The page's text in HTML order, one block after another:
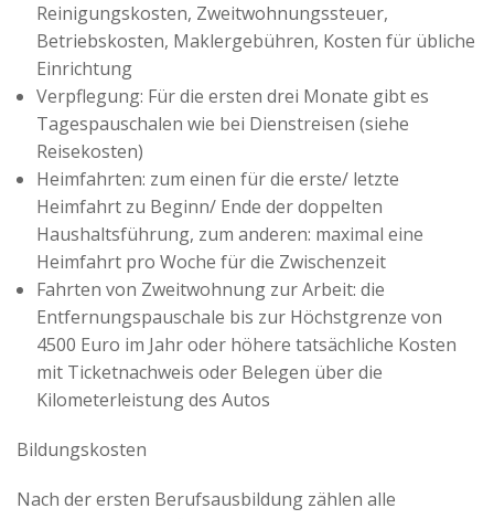
Reinigungskosten, Zweitwohnungssteuer,
Betriebskosten, Maklergebühren, Kosten für übliche
Einrichtung
Verpflegung: Für die ersten drei Monate gibt es
Tagespauschalen wie bei Dienstreisen (siehe
Reisekosten)
Heimfahrten: zum einen für die erste/ letzte
Heimfahrt zu Beginn/ Ende der doppelten
Haushaltsführung, zum anderen: maximal eine
Heimfahrt pro Woche für die Zwischenzeit
Fahrten von Zweitwohnung zur Arbeit: die
Entfernungspauschale bis zur Höchstgrenze von
4500 Euro im Jahr oder höhere tatsächliche Kosten
mit Ticketnachweis oder Belegen über die
Kilometerleistung des Autos
Bildungskosten
Nach der ersten Berufsausbildung zählen alle